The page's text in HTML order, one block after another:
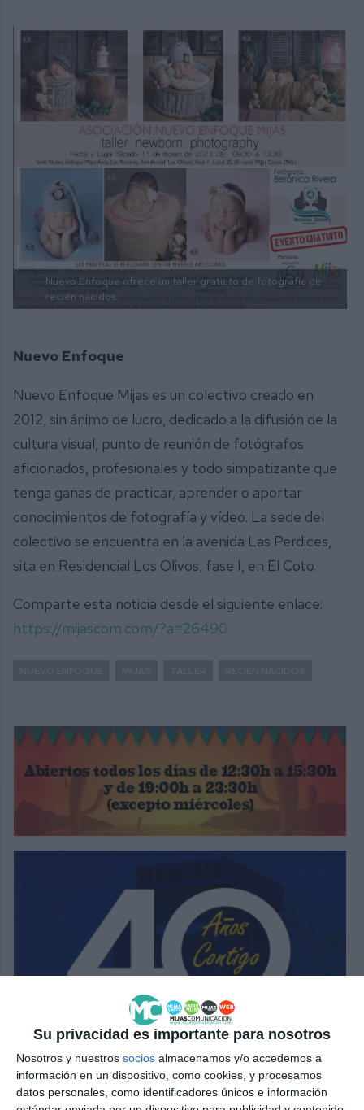
Su privacidad es importante para nosotros
Nosotros y nuestros socios almacenamos y/o accedemos a
información en un dispositivo, como cookies, y procesamos
datos personales, como identificadores únicos e información
Nuevo Enfoque ofrece un taller gratuito de fotografía de
recién nacidos.
Nuevo Enfoque
Nuevo Enfoque Mijas es un colectivo creado en
2012, sin ánimo de lucro, dedicado a la difusión de la
cultura visual, punto de reunión de fotógrafos
aficionados, profesionales y todo simpatizante que
tenga ganas de practicar, aprender o aportar
conocimientos de fotografía y vídeo. La sede del
colectivo se encuentra en la avenida Las Perdices,
sita en Residencial Los Olivos, fase I, en El Coto.
Comparte esta noticia desde el siguiente enlace:
https://mijascom.com/?a=26490